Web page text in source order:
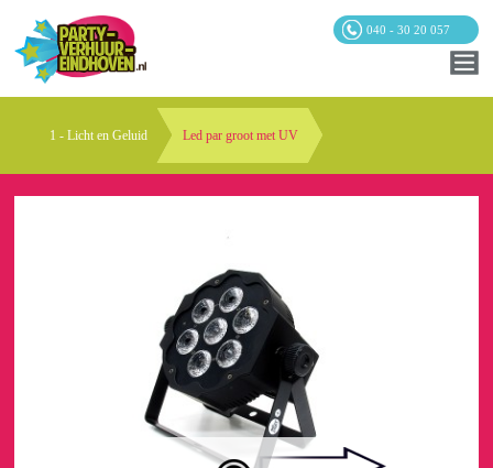
040 - 30 20 057
1 - Licht en Geluid Led par groot met UV